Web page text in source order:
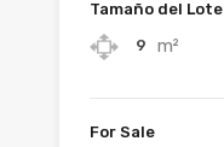
Tamaño del Lote
9 m²
For Sale